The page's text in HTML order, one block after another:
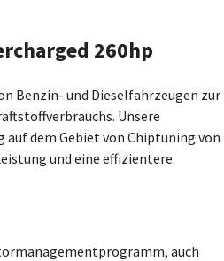
260hp
Benzin- und Dieselfahrzeugen zur
Unsere
dem Gebiet von Chiptuning von
und eine effizientere
auch